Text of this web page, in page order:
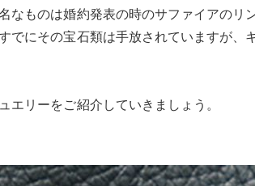
なものは婚約発表の時のサファイアのリ
でにその宝石類は手放されていますが、
エリーをご紹介していきましょう。